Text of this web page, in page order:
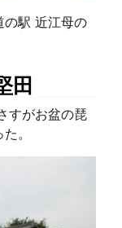
の駅 近江母の
田
すがお盆の琵
。